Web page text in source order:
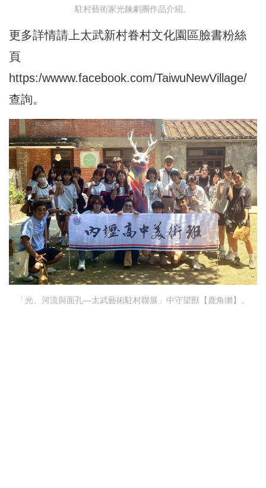
駐村藝術家光鍊劇團作品介紹。
更多詳情請上太武新村眷村文化園區臉書粉絲
頁
https:/wwww.facebook.com/TaiwuNewVillage/
查詢。
「光、河流與面孔—太武藝術駐村聯展」中守望獸【鹿角獺】。